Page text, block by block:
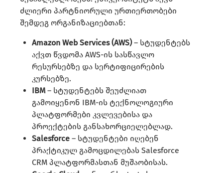
ძლიერი პარტნიორული ურთიერთობები
შემდეგ ორგანიზაციებთან:
Amazon Web Services (AWS)– სტუდენტებს
აქვთ წვდომა AWS-ის სასწავლო
რესურსებზე და სერტიფიცირების
კურსებზე.
IBM – სტუდენტებს შეუძლიათ
გამოიყენონ IBM-ის ტექნოლოგიური
პლატფორმები კვლევებისა და
პროექტების განსახორციელებლად.
Salesforce – სტუდენტები იღებენ
პრაქტიკულ გამოცდილებას Salesforce
CRM პლატფორმასთან მუშაობისას.